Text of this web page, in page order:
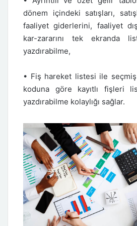
dönem içindeki satışları,
faaliyet giderlerini, faaliyet
kar-zararını tek ekranda
yazdırabilme,
• Fiş hareket listesi ile
koduna göre kayıtlı fişleri
yazdırabilme kolaylığı sağlar.